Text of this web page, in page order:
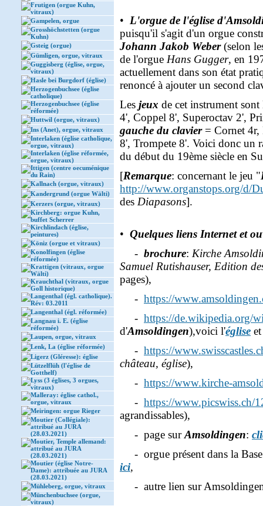
Frutigen (orgue Kuhn,
vitraux)
Gampelen, orgue
Grosshöchstetten (orgue
Kuhn)
Gsteig (orgue)
Gümligen, orgue, vitraux
Guggisberg (église, orgue,
vitraux)
Hasle bei Burgdorf (église)
Herzogenbuchsee (église
catholique)
Herzogenbuchsee (église
réformée)
Huttwil (orgue, vitraux)
Ins (Anet), orgue, vitraux
Interlaken (église catholique,
orgue, vitraux)
Interlaken (église réformée,
orgue, vitraux)
Ittigen (centre oecuménique
du Rain)
Kallnach (orgue, vitraux)
Kandergrund (orgue Wälti)
Kerzers (orgue, vitraux)
Kirchberg: orgue Kuhn,
buffet Scherrer
Kirchlindach (église,
peintures)
Köniz (orgue et vitraux)
Konolfingen (église
réformée)
Krattigen (vitraux, orgue
Wälti)
Krauchthal (vitraux, orgue
Goll historique)
Langenthal (égl. catholique).
Rév: 03.2011
Langenthal (égl. réformée)
Langnau i. E. (église
réformée)
Laupen, orgue, vitraux
Lenk, La (église réformée)
Ligerz (Gléresse): église
Lützelflüh (l'église de
Gotthelf)
Lyss (3 églises, 3 orgues,
vitraux)
Malleray: église cathol.,
orgue, vitraux
Meiringen: orgue Rieger
Moutier (Collégiale):
attribué au JURA
(28.03.2021)
Moutier, Temple allemand:
attribué au JURA
(28.03.2021)
Moutier (église Notre-
Dame): attribuée au JURA
(28.03.2021)
Mühleberg, orgue, vitraux
Münchenbuchsee (orgue,
vitraux)
• L'orgue de l'église
puisqu'il s'agit d'un orgue
Johann Jakob Weber(selon
de l'orgue Hans Gugger, en
actuellement dans son état
renoncé à ajouter un second
Les jeux de cet instrument
4', Coppel 8', Superoctav 2',
gauche du clavier= Cornet 4r,
8', Trompete 8'. Voici donc un
du début du 19ème siècle en
[Remarque: concernant le jeu "
http://www.organstops.org/d/
des Diapasons].
• Quelques liens Internet et
- brochure: Kirche
Samuel Rutishauser, Edition
pages),
- https://
- https://de.wikipedia.org/
d'Amsoldingen),voici l'église
- https://
château, église),
- https://www.kirche-
- https://www.picswiss.ch/
agrandissables),
- page surAmsoldingen:
- orgue présent dans la
ici,
- autre lien sur